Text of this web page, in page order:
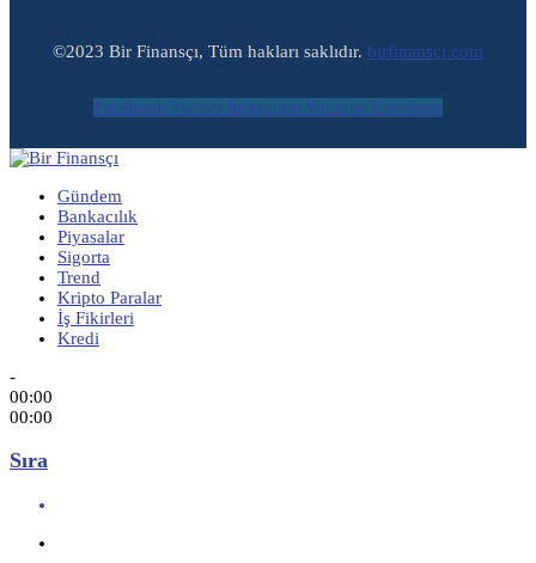
©2023 Bir Finansçı, Tüm hakları saklıdır. birfinansci.com
Facebook Twitter Instagram Youtube Envelope
Gündem
Bankacılık
Piyasalar
Sigorta
Trend
Kripto Paralar
İş Fikirleri
Kredi
-
00:00
00:00
Sıra